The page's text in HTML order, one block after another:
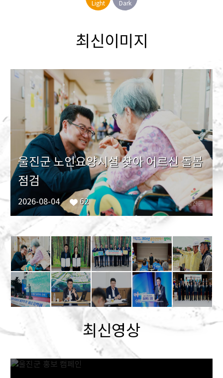
Light Dark
최신이미지
울진군 노인요양시설 찾아 어르신 돌봄
점검
2026-08-04 62
최신영상